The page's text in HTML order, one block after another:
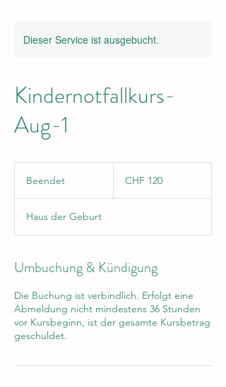
Dieser Service ist ausgebucht.
Kindernotfallkurs-
Aug-1
Beendet
n
d
Franken
CHF 120
Haus der Geburt
Umbuchung & Kündigung
Die Buchung ist verbindlich. Erfolgt eine
Abmeldung nicht mindestens 36 Stunden
vor Kursbeginn, ist der gesamte Kursbetrag
geschuldet.